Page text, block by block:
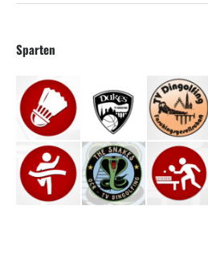
Sparten